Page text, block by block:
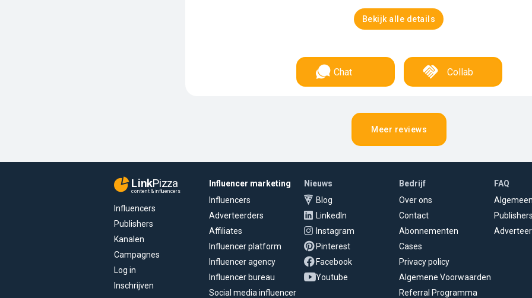
Bekijk alle details
Chat Collab
Meer reviews
LinkPizza
content & influencers
Influencers
Publishers
Kanalen
Campagnes
Log in
Inschrijven
Influencer marketing
Influencers
Adverteerders
Affiliates
Influencer platform
Influencer agency
Influencer bureau
Social media influencer
Nieuws
Blog
LinkedIn
Instagram
Pinterest
Facebook
Youtube
Bedrijf
Over ons
Contact
Abonnementen
Cases
Privacy policy
Algemene Voorwaarden
Referral Programma
FAQ